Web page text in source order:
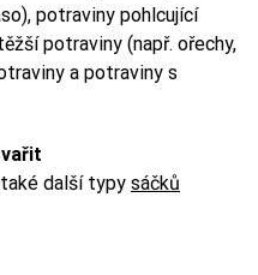
potraviny pohlcující
potraviny (např. ořechy,
a potraviny s
další typy sáčků